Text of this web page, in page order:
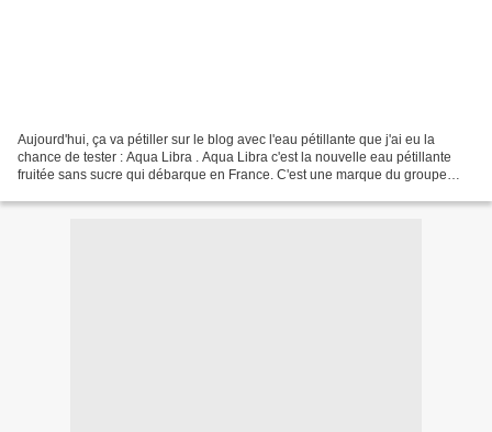
Aujourd'hui, ça va pétiller sur le blog avec l'eau pétillante que j'ai eu la
chance de tester : Aqua Libra . Aqua Libra c'est la nouvelle eau pétillante
fruitée sans sucre qui débarque en France. C'est une marque du groupe